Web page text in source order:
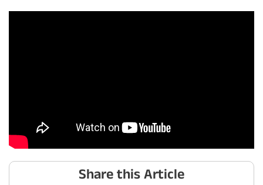
Share this Article